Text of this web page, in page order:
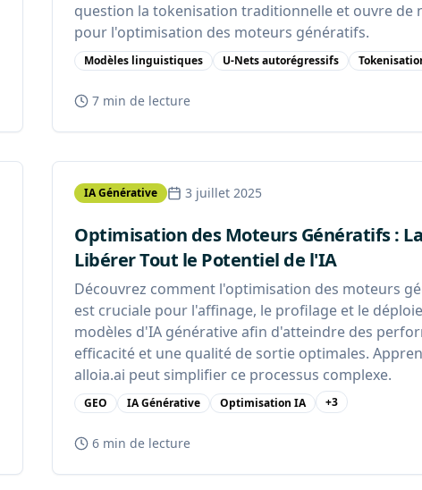
question la tokenisation traditionnelle et ouvre de
pour l'optimisation des moteurs génératifs.
Modèles linguistiques U-Nets autorégressifs
7 min de lecture
IA Générative 3 juillet 2025
Optimisation des Moteurs Génératifs :
Libérer Tout le Potentiel de l'IA
Découvrez comment l'optimisation des moteurs
est cruciale pour l'affinage, le profilage et le
modèles d'IA générative afin d'atteindre des
efficacité et une qualité de sortie optimales.
alloia.ai peut simplifier ce processus complexe.
GEO IA Générative Optimisation IA +3
6 min de lecture